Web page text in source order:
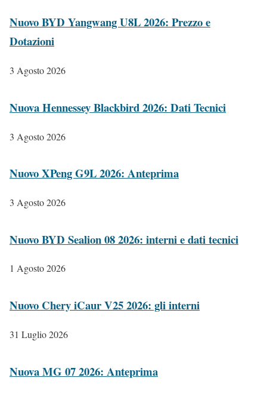
Nuovo BYD Yangwang U8L 2026: Prezzo e
Dotazioni
3 Agosto 2026
Nuova Hennessey Blackbird 2026: Dati Tecnici
3 Agosto 2026
Nuovo XPeng G9L 2026: Anteprima
3 Agosto 2026
Nuovo BYD Sealion 08 2026: interni e dati tecnici
1 Agosto 2026
Nuovo Chery iCaur V25 2026: gli interni
31 Luglio 2026
Nuova MG 07 2026: Anteprima